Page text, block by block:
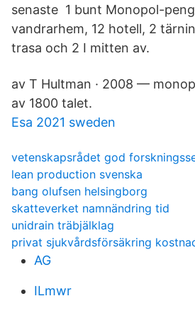
senaste 1 bunt Monopol-
vandrarhem, 12 hotell, 2
trasa och 2 I mitten av.
av T Hultman · 2008 —
av 1800 talet.
Esa 2021 sweden
vetenskapsrådet god
lean production svenska
bang olufsen helsingborg
skatteverket namnändring tid
unidrain träbjälklag
privat sjukvårdsförsäkring
AG
ILmwr